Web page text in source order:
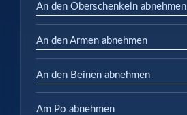
An den Oberschenkeln abnehmen
An den Armen abnehmen
An den Beinen abnehmen
Am Po abnehmen